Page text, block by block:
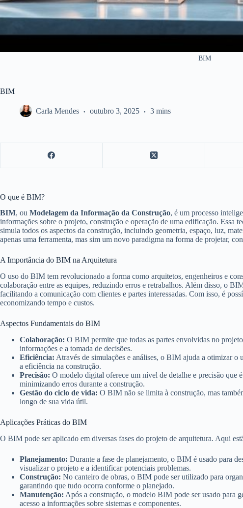
BIM
BIM
Carla Mendes outubro 3, 2025 3 mins
O que é BIM?
BIM, ou Modelagem da Informação da Construção, é um processo
informações sobre o projeto, construção e operação de uma edificação. Essa
simula todos os aspectos da construção, incluindo geometria, espaço, luz,
apenas uma ferramenta, mas sim um novo paradigma na forma de projetar,
A Importância do BIM na Arquitetura
O uso do BIM tem revolucionado a forma como arquitetos, engenheiros e
colaboração entre as equipes, reduzindo erros e retrabalhos. Além disso, o
facilitando a comunicação com clientes e partes interessadas. Com isso, é
economizando tempo e custos.
Aspectos Fundamentais do BIM
Colaboração: O BIM permite que todas as partes envolvidas no
informações e a tomada de decisões.
Eficiência: Através de simulações e análises, o BIM ajuda a otimizar o
a eficiência na construção.
Precisão: O modelo digital oferece um nível de detalhe e precisão que
minimizando erros durante a construção.
Gestão do ciclo de vida: O BIM não se limita à construção, mas
longo de sua vida útil.
Aplicações Práticas do BIM
O BIM pode ser aplicado em diversas fases do projeto de arquitetura. Aqui
Planejamento: Durante a fase de planejamento, o BIM é usado para
visualizar o projeto e a identificar potenciais problemas.
Construção: No canteiro de obras, o BIM pode ser utilizado para
garantindo que tudo ocorra conforme o planejado.
Manutenção: Após a construção, o modelo BIM pode ser usado para
acesso a informações sobre sistemas e componentes.